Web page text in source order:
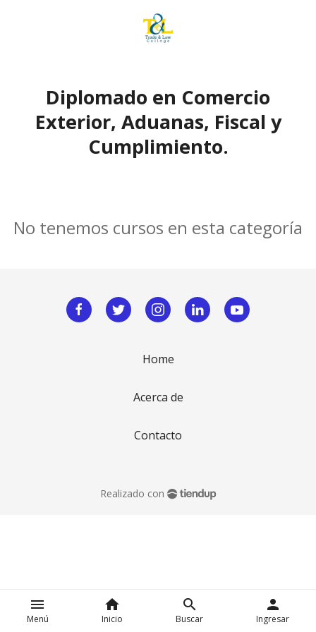
menu
Menú
home
Inicio
search
Buscar
person
Ingresar
Diplomado en Comercio
Exterior, Aduanas, Fiscal y
Cumplimiento.
No tenemos cursos en esta categoría
Home
Acerca de
Contacto
Realizado con